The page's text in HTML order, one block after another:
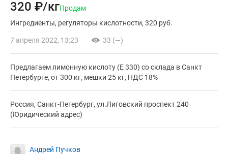
320 ₽/кгПродам
Ингредиенты регуляторы кислотности 320 руб.
7 апреля 2022, 13:23 33 (—)
Предлагаем лимонную кислоту (Е 330) со склада в Санкт
Петербурге, от 300 кг, мешки 25 кг, НДС 18%
Россия, Санкт-Петербург, ул.Лиговский проспект 240
(Юридический адрес)
Андрей Пучков